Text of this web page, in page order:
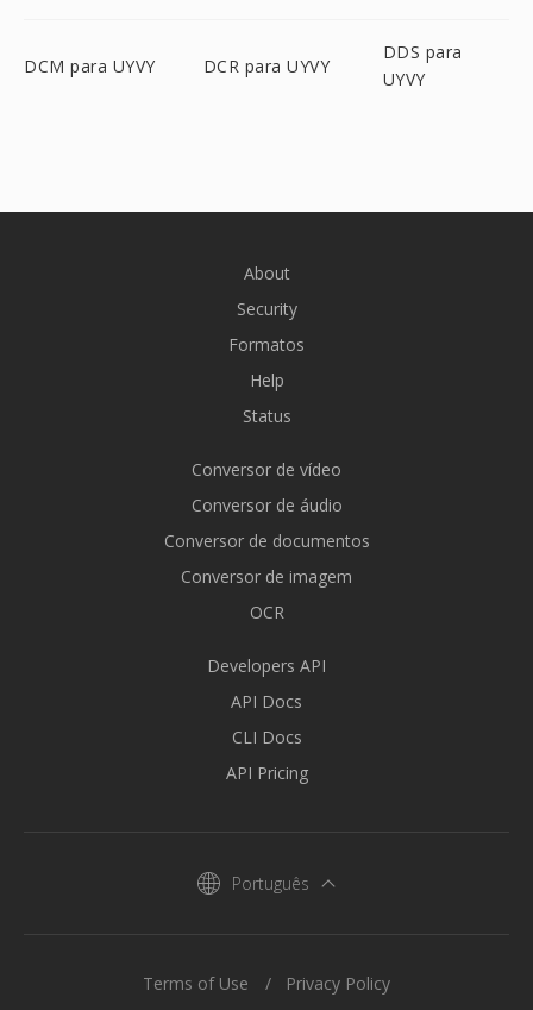
DCM para UYVY DCR para UYVY
DDS para
UYVY
About
Security
Formatos
Help
Status
Conversor de vídeo
Conversor de áudio
Conversor de documentos
Conversor de imagem
OCR
Developers API
API Docs
CLI Docs
API Pricing
Português
Terms of Use Privacy Policy